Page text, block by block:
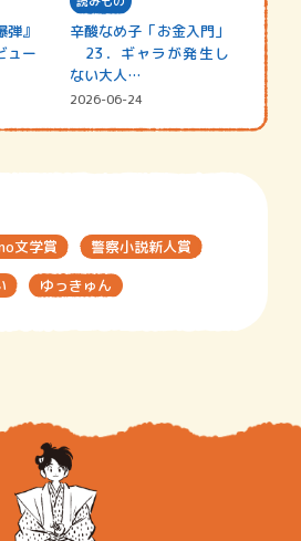
』
ュー
辛酸なめ子「お金入門」
23．ギャラが発生し
ない大人…
2026-06-24
文学賞
警察小説新人賞
ゆっきゅん